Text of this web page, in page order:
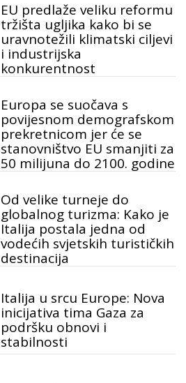
EU predlaže veliku reformu
tržišta ugljika kako bi se
uravnotežili klimatski ciljevi
i industrijska
konkurentnost
Europa se suočava s
povijesnom demografskom
prekretnicom jer će se
stanovništvo EU smanjiti za
50 milijuna do 2100. godine
Od velike turneje do
globalnog turizma: Kako je
Italija postala jedna od
vodećih svjetskih turističkih
destinacija
Italija u srcu Europe: Nova
inicijativa tima Gaza za
podršku obnovi i
stabilnosti